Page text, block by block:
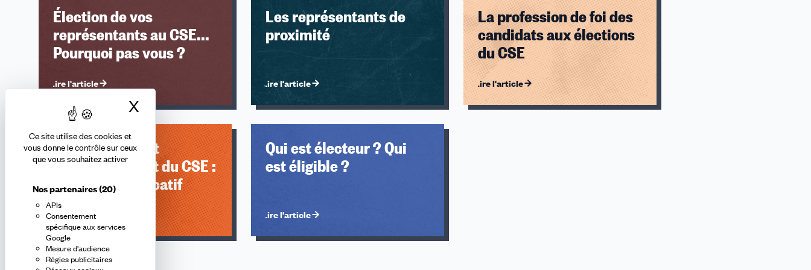
Ce site utilise des cookies et
vous donne le contrôle sur ceux
que vous souhaitez activer
Nos partenaires(20)
APIs
Consentement
spécifique aux services
Google
Mesure d'audience
Régies publicitaires
X Masquer le bandeau des cookies
Élection de vos
représentants au CSE...
Pourquoi pas vous ?
Lire l'article
Les représentants de
proximité
Lire l'article
La profession de foi des
candidats aux élections
du CSE
Lire l'article
Mise en place et
renouvellement du CSE :
Calendrier indicatif
Lire l'article
Qui est électeur ? Qui
est éligible ?
Lire l'article